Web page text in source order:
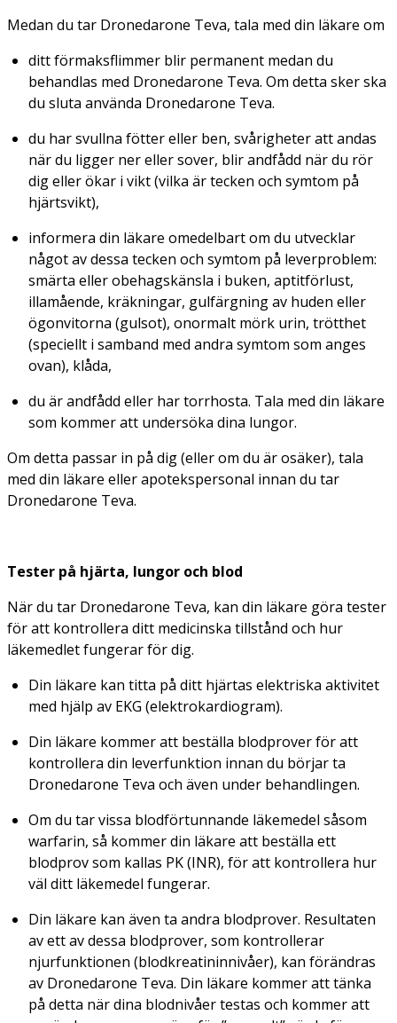
Medan du tar Dronedarone Teva, tala med din läkare om
ditt förmaksflimmer blir permanent medan du
behandlas med Dronedarone Teva. Om detta sker ska
du sluta använda Dronedarone Teva.
du har svullna fötter eller ben, svårigheter att andas
när du ligger ner eller sover, blir andfådd när du rör
dig eller ökar i vikt (vilka är tecken och symtom på
hjärtsvikt),
informera din läkare omedelbart om du utvecklar
något av dessa tecken och symtom på leverproblem:
smärta eller obehagskänsla i buken, aptitförlust,
illamående, kräkningar, gulfärgning av huden eller
ögonvitorna (gulsot), onormalt mörk urin, trötthet
(speciellt i samband med andra symtom som anges
ovan), klåda,
du är andfådd eller har torrhosta. Tala med din läkare
som kommer att undersöka dina lungor.
Om detta passar in på dig (eller om du är osäker), tala
med din läkare eller apotekspersonal innan du tar
Dronedarone Teva.
Tester på hjärta, lungor och blod
När du tar Dronedarone Teva, kan din läkare göra tester
för att kontrollera ditt medicinska tillstånd och hur
läkemedlet fungerar för dig.
Din läkare kan titta på ditt hjärtas elektriska aktivitet
med hjälp av EKG (elektrokardiogram).
Din läkare kommer att beställa blodprover för att
kontrollera din leverfunktion innan du börjar ta
Dronedarone Teva och även under behandlingen.
Om du tar vissa blodförtunnande läkemedel såsom
warfarin, så kommer din läkare att beställa ett
blodprov som kallas PK (INR), för att kontrollera hur
väl ditt läkemedel fungerar.
Din läkare kan även ta andra blodprover. Resultaten
av ett av dessa blodprover, som kontrollerar
njurfunktionen (blodkreatininnivåer), kan förändras
av Dronedarone Teva. Din läkare kommer att tänka
på detta när dina blodnivåer testas och kommer att